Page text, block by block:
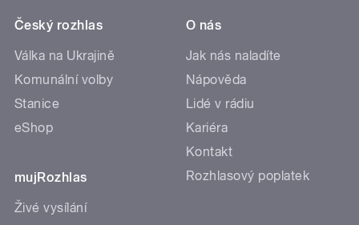
Český rozhlas
Válka na Ukrajině
Komunální volby
Stanice
eShop
mujRozhlas
Živé vysílání
O nás
Jak nás naladíte
Nápověda
Lidé v rádiu
Kariéra
Kontakt
Rozhlasový poplatek